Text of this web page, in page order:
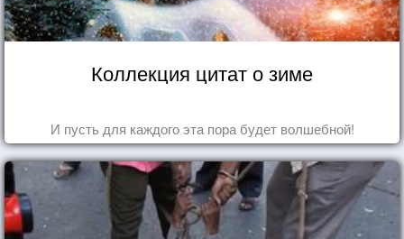
Коллекция цитат о зиме
И пусть для каждого эта пора будет волшебной!